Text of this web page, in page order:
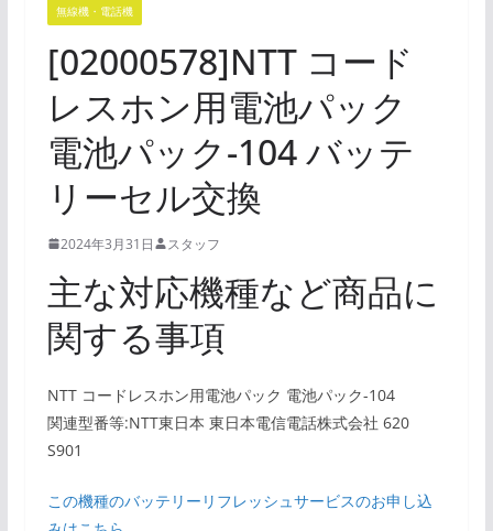
無線機・電話機
[02000578]NTT コード
レスホン用電池パック
電池パック-104 バッテ
リーセル交換
2024年3月31日 スタッフ
主な対応機種など商品に
関する事項
NTT コードレスホン用電池パック 電池パック-104
関連型番等:NTT東日本 東日本電信電話株式会社 620
S901
この機種のバッテリーリフレッシュサービスのお申し込